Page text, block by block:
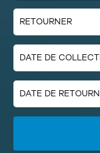
RETOURNER
DATE DE
DATE DE